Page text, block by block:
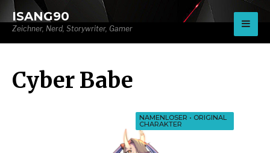
ISANG90
Zeichner, Nerd, Storywriter, Gamer
Cyber Babe
NAMENLOSER • ORIGINAL
CHARAKTER
for: